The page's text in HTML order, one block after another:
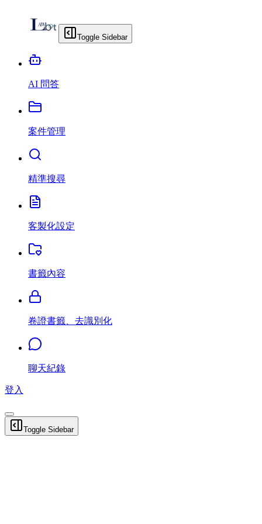
Toggle Sidebar
AI 問答
案件管理
精準搜尋
客製化設定
書籤內容
卷證書籤、去識別化
聊天紀錄
登入
Toggle Sidebar